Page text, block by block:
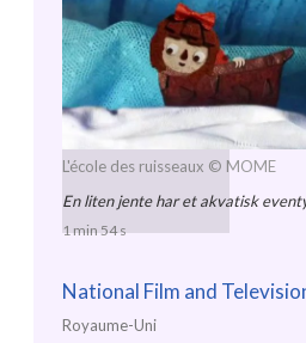
L'école des ruisseaux © MOME
En liten jente har et akvatisk
1 min 54 s
National Film and
Royaume-Uni